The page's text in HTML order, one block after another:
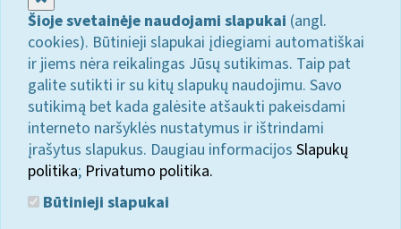
Šioje svetainėje naudojami slapukai (angl.
cookies). Būtinieji slapukai įdiegiami automatiškai
ir jiems nėra reikalingas Jūsų sutikimas. Taip pat
galite sutikti ir su kitų slapukų naudojimu. Savo
sutikimą bet kada galėsite atšaukti pakeisdami
interneto naršyklės nustatymus ir ištrindami
įrašytus slapukus. Daugiau informacijos Slapukų
politika; Privatumo politika.
Būtinieji slapukai